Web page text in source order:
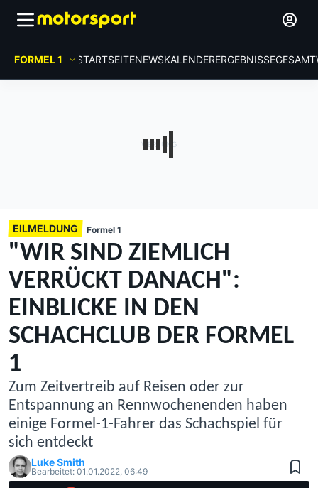
FORMEL 1 STARTSEITENEWSKALENDERERGEBNISSE
EILMELDUNG Formel 1
"WIR SIND ZIEMLICH
VERRÜCKT DANACH":
EINBLICKE IN DEN
SCHACHCLUB DER FORMEL
1
Zum Zeitvertreib auf Reisen oder zur
Entspannung an Rennwochenenden haben
einige Formel-1-Fahrer das Schachspiel für
sich entdeckt
Luke Smith
Bearbeitet: 01.01.2022, 06:49